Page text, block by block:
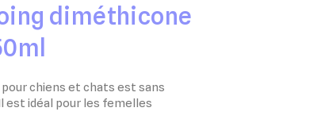
diméthicone
chiens et chats est sans
est idéal pour les femelles